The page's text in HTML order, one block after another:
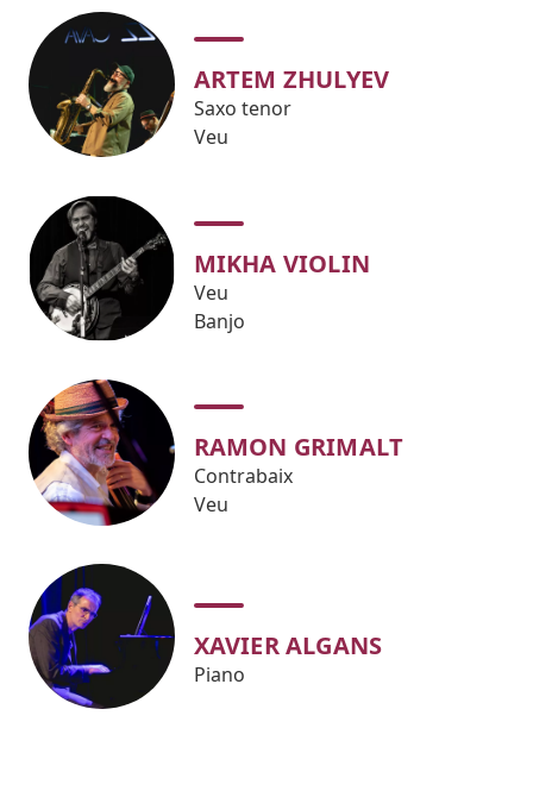
ARTEM ZHULYEV
Saxo tenor
Veu
MIKHA VIOLIN
Veu
Banjo
RAMON GRIMALT
Contrabaix
Veu
XAVIER ALGANS
Piano